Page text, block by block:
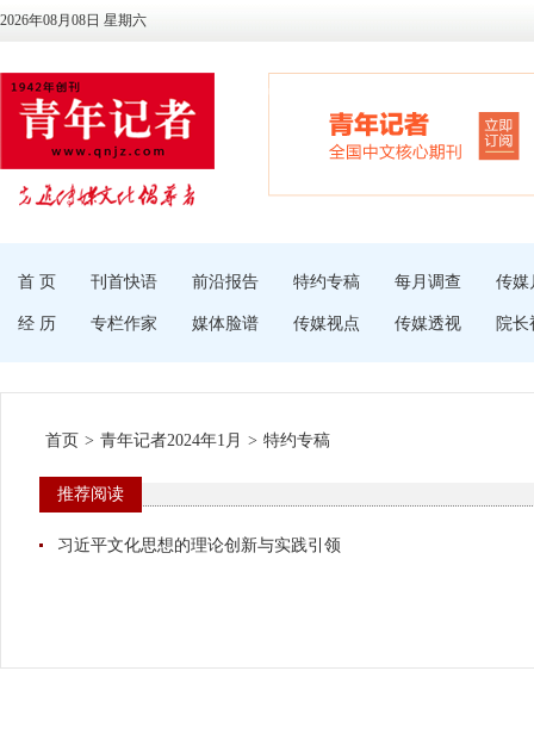
2026年08月08日 星期六
首 页 刊首快语 前沿报告 特约专稿 每月调查 传媒
经 历 专栏作家 媒体脸谱 传媒视点 传媒透视 院长
首页 > 青年记者2024年1月 > 特约专稿
推荐阅读
习近平文化思想的理论创新与实践引领